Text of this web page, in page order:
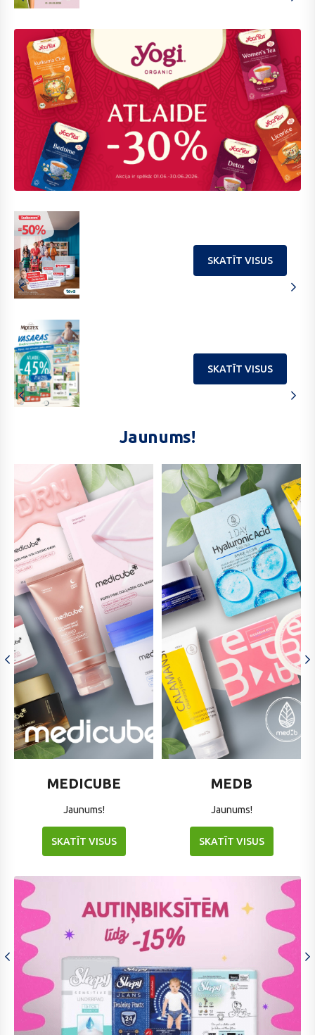
Alax
SKATĪT VISUS
SKATĪT VISUS
Jaunums!
MEDICUBE
Jaunums!
SKATĪT VISUS
MEDB
Jaunums!
SKATĪT VISUS